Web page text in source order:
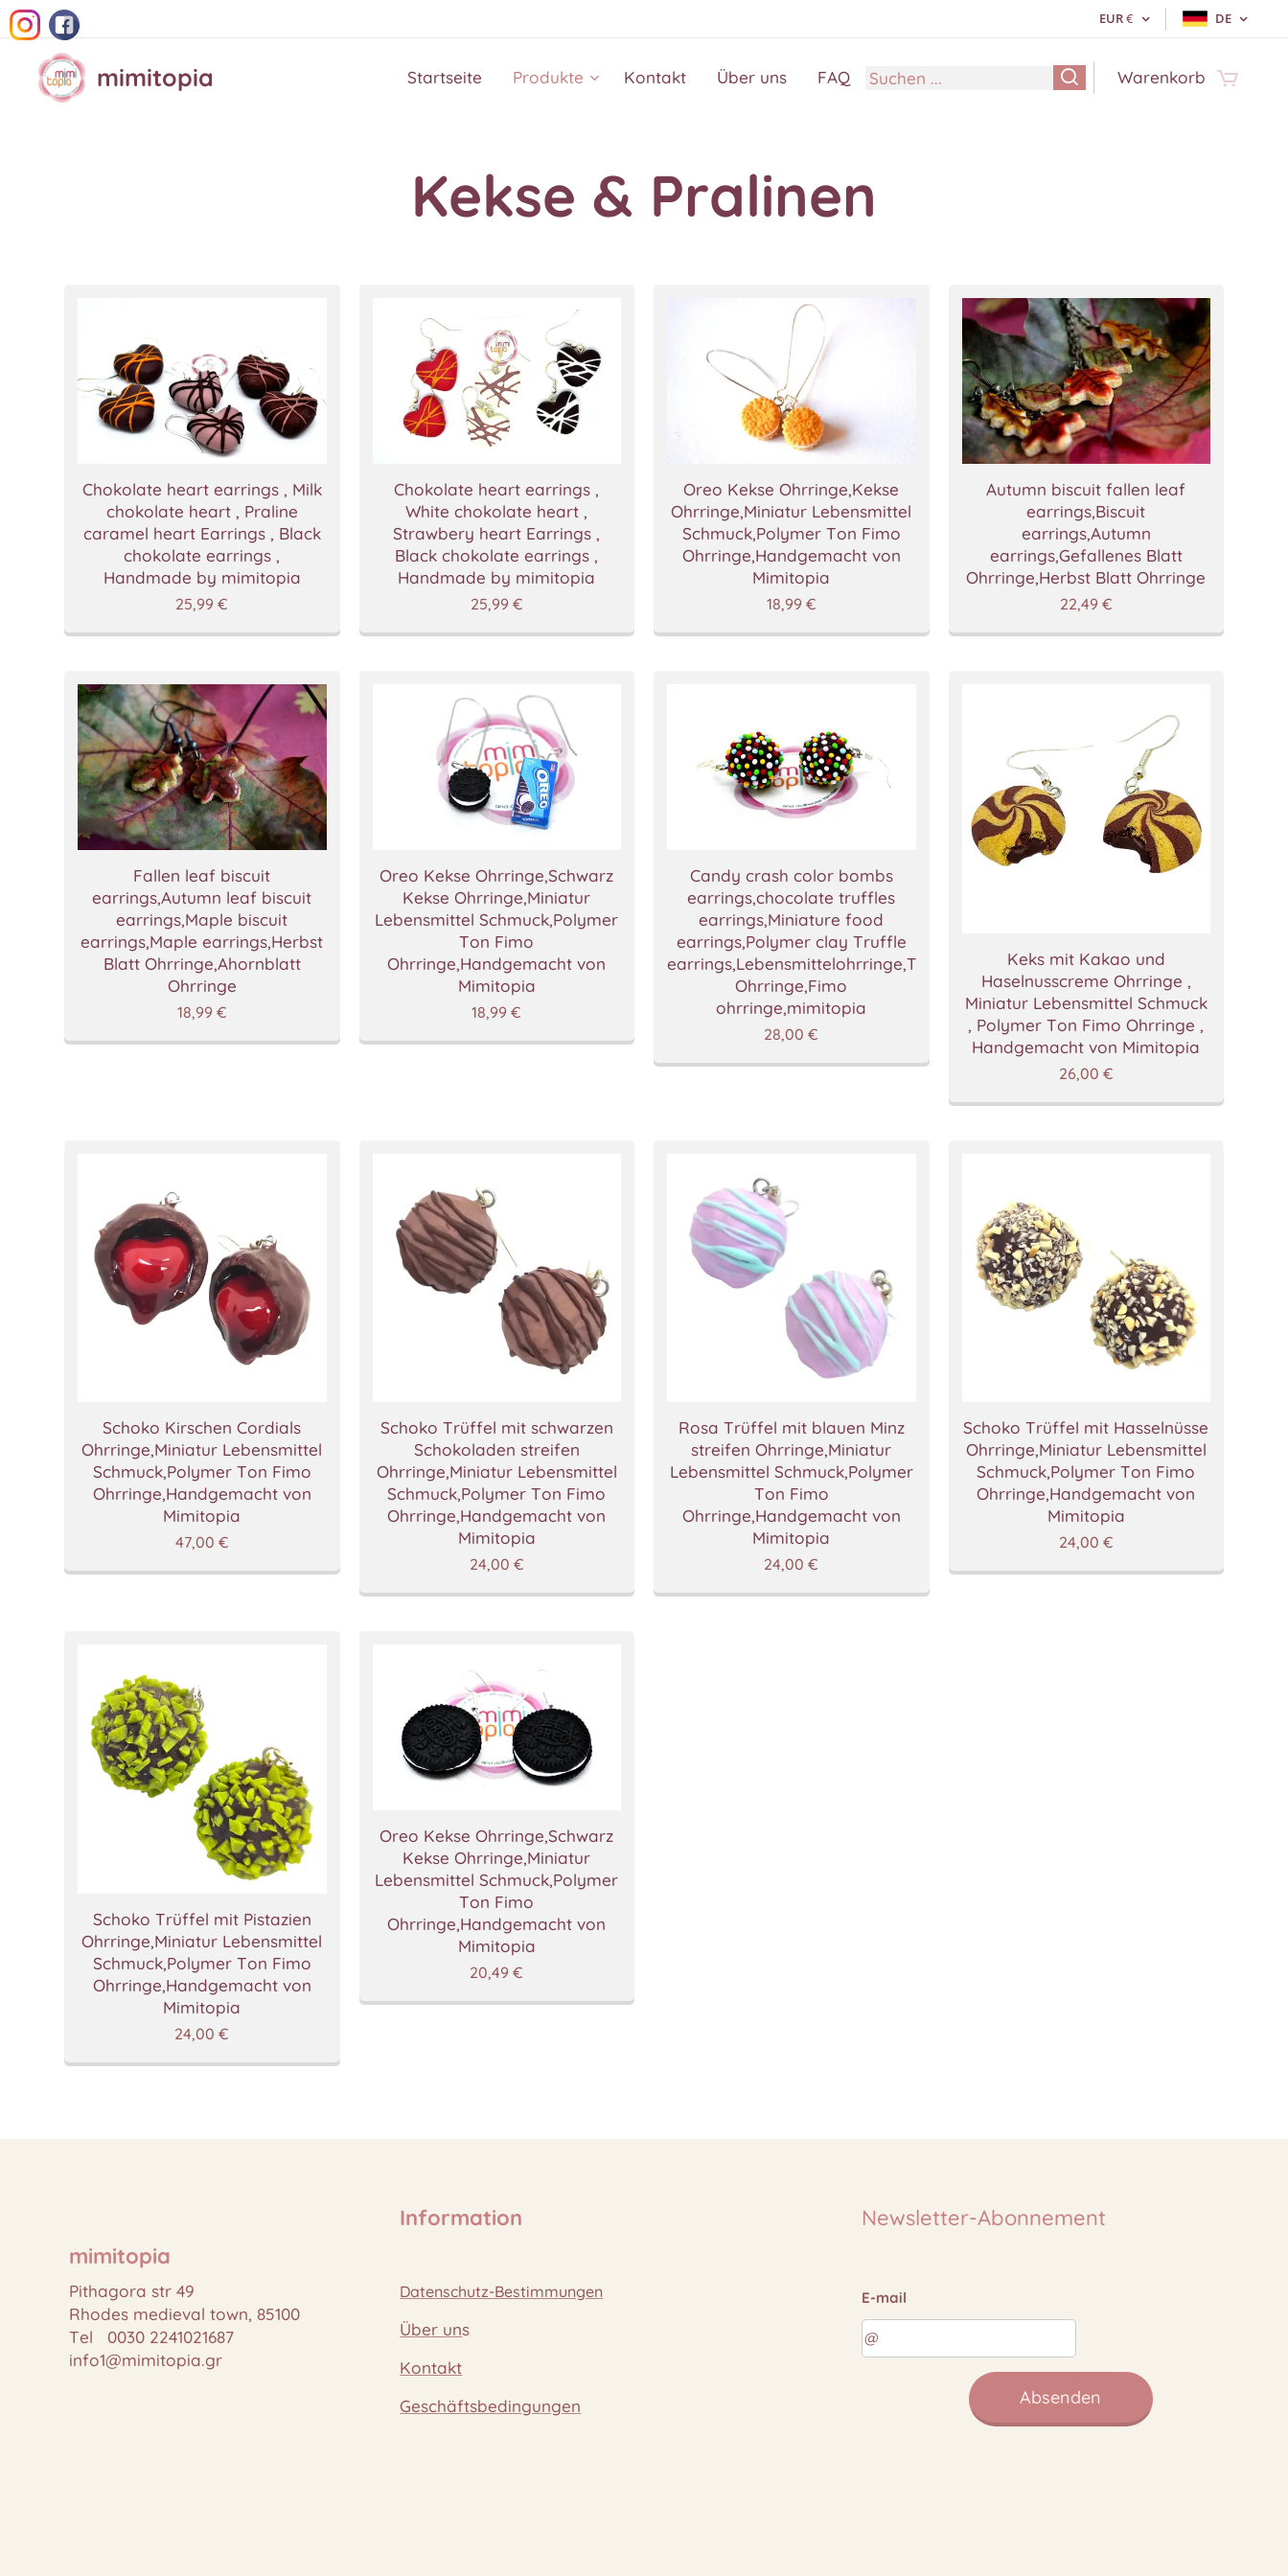
EUR€ DE
mimitopia Startseite Produkte Kontakt Über uns FAQ Warenkorb
Kekse & Pralinen
Chokolate heart earrings , Milk
chokolate heart , Praline
caramel heart Earrings , Black
chokolate earrings ,
Handmade by mimitopia
25,99 €
Chokolate heart earrings ,
White chokolate heart ,
Strawbery heart Earrings ,
Black chokolate earrings ,
Handmade by mimitopia
25,99 €
Oreo Kekse Ohrringe,Kekse
Ohrringe,Miniatur Lebensmittel
Schmuck,Polymer Ton Fimo
Ohrringe,Handgemacht von
Mimitopia
18,99 €
Autumn biscuit fallen leaf
earrings,Biscuit
earrings,Autumn
earrings,Gefallenes Blatt
Ohrringe,Herbst Blatt Ohrringe
22,49 €
Fallen leaf biscuit
earrings,Autumn leaf biscuit
earrings,Maple biscuit
earrings,Maple earrings,Herbst
Blatt Ohrringe,Ahornblatt
Ohrringe
18,99 €
Oreo Kekse Ohrringe,Schwarz
Kekse Ohrringe,Miniatur
Lebensmittel Schmuck,Polymer
Ton Fimo
Ohrringe,Handgemacht von
Mimitopia
18,99 €
Candy crash color bombs
earrings,chocolate truffles
earrings,Miniature food
earrings,Polymer clay Truffle
earrings,Lebensmittelohrringe,Trüffel
Ohrringe,Fimo
ohrringe,mimitopia
28,00 €
Keks mit Kakao und
Haselnusscreme Ohrringe ,
Miniatur Lebensmittel Schmuck
, Polymer Ton Fimo Ohrringe ,
Handgemacht von Mimitopia
26,00 €
Schoko Kirschen Cordials
Ohrringe,Miniatur Lebensmittel
Schmuck,Polymer Ton Fimo
Ohrringe,Handgemacht von
Mimitopia
47,00 €
Schoko Trüffel mit schwarzen
Schokoladen streifen
Ohrringe,Miniatur Lebensmittel
Schmuck,Polymer Ton Fimo
Ohrringe,Handgemacht von
Mimitopia
24,00 €
Rosa Trüffel mit blauen Minz
streifen Ohrringe,Miniatur
Lebensmittel Schmuck,Polymer
Ton Fimo
Ohrringe,Handgemacht von
Mimitopia
24,00 €
Schoko Trüffel mit Hasselnüsse
Ohrringe,Miniatur Lebensmittel
Schmuck,Polymer Ton Fimo
Ohrringe,Handgemacht von
Mimitopia
24,00 €
Schoko Trüffel mit Pistazien
Ohrringe,Miniatur Lebensmittel
Schmuck,Polymer Ton Fimo
Ohrringe,Handgemacht von
Mimitopia
24,00 €
Oreo Kekse Ohrringe,Schwarz
Kekse Ohrringe,Miniatur
Lebensmittel Schmuck,Polymer
Ton Fimo
Ohrringe,Handgemacht von
Mimitopia
20,49 €
mimitopia
Pithagora str 49
Rhodes medieval town, 85100
Tel 0030 2241021687
info1@mimitopia.gr
Information
Datenschutz-Bestimmungen
Über uns
Kontakt
Geschäftsbedingungen
Newsletter-Abonnement
E-mail
Absenden